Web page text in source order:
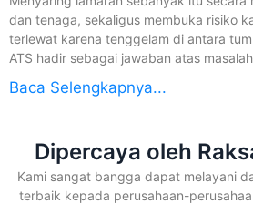
dan tenaga, sekaligus membuka risiko
terlewat karena tenggelam di antara
ATS hadir sebagai jawaban atas
Baca Selengkapnya...
Dipercaya oleh
Kami sangat bangga dapat melayani
terbaik kepada perusahaan-